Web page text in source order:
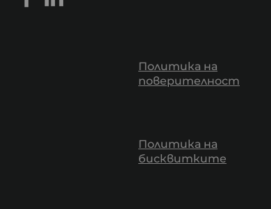
Политика на
поверителност
Политика на
бисквитките